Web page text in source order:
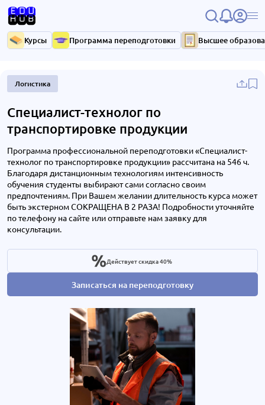
Курсы Программа переподготовки Высшее
Логистика
Специалист-технолог по
транспортировке продукции
Программа профессиональной переподготовки «Специалист-
технолог по транспортировке продукции» рассчитана на 546 ч.
Благодаря дистанционным технологиям интенсивность
обучения студенты выбирают сами согласно своим
предпочтениям. При Вашем желании длительность курса может
быть экстерном СОКРАЩЕНА В 2 РАЗА! Подробности уточняйте
по телефону на сайте или отправьте нам заявку для
консультации.
Записаться на переподготовку
Действует скидка 40%